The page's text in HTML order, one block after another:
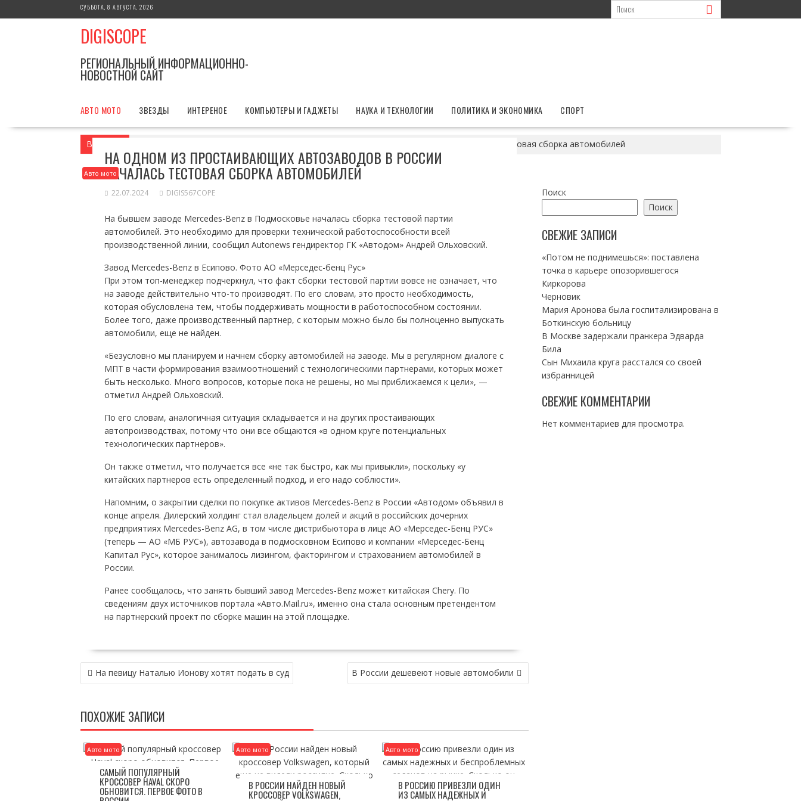
к
СУББОТА, 8 АВГУСТА, 2026
DIGISCOPE
РЕГИОНАЛЬНЫЙ ИНФОРМАЦИОННО-
НОВОСТНОЙ САЙТ
АВТО МОТО ЗВЕЗДЫ ИНТЕРЕНОЕ КОМПЬЮТЕРЫ И ГАДЖЕТЫ НАУКА И ТЕХНОЛОГИИ ПОЛИТИКА И ЭКОНОМИКА СПОРТ
Вы здесь На одном из простаивающих автозаводов в России началась тестовая сборка автомобилей
Авто мото
НА ОДНОМ ИЗ ПРОСТАИВАЮЩИХ АВТОЗАВОДОВ В РОССИИ
НАЧАЛАСЬ ТЕСТОВАЯ СБОРКА АВТОМОБИЛЕЙ
22.07.2024 DIGIS567COPE
На бывшем заводе Mercedes-Benz в Подмосковье началась сборка тестовой партии
автомобилей. Это необходимо для проверки технической работоспособности всей
производственной линии, сообщил Autonews гендиректор ГК «Автодом» Андрей Ольховский.
Завод Mercedes-Benz в Есипово. Фото АО «Мерседес-бенц Рус»
При этом топ-менеджер подчеркнул, что факт сборки тестовой партии вовсе не означает, что
на заводе действительно что-то производят. По его словам, это просто необходимость,
которая обусловлена тем, чтобы поддерживать мощности в работоспособном состоянии.
Более того, даже производственный партнер, с которым можно было бы полноценно выпускать
автомобили, еще не найден.
«Безусловно мы планируем и начнем сборку автомобилей на заводе. Мы в регулярном диалоге с
МПТ в части формирования взаимоотношений с технологическими партнерами, которых может
быть несколько. Много вопросов, которые пока не решены, но мы приближаемся к цели», —
отметил Андрей Ольховский.
По его словам, аналогичная ситуация складывается и на других простаивающих
автопроизводствах, потому что они все общаются «в одном круге потенциальных
технологических партнеров».
Он также отметил, что получается все «не так быстро, как мы привыкли», поскольку «у
китайских партнеров есть определенный подход, и его надо соблюсти».
Напомним, о закрытии сделки по покупке активов Mercedes-Benz в России «Автодом» объявил в
конце апреля. Дилерский холдинг стал владельцем долей и акций в российских дочерних
предприятиях Mercedes-Benz AG, в том числе дистрибьютора в лице АО «Мерседес-Бенц РУС»
(теперь — АО «МБ РУС»), автозавода в подмосковном Есипово и компании «Мерседес-Бенц
Капитал Рус», которое занималось лизингом, факторингом и страхованием автомобилей в
России.
Ранее сообщалось, что занять бывший завод Mercedes-Benz может китайская Chery. По
сведениям двух источников портала «Авто.Mail.ru», именно она стала основным претендентом
на партнерский проект по сборке машин на этой площадке.
НАВИГАЦИЯ
ПО На певицу Наталью Ионову хотят подать в суд В России дешевеют новые автомобили
ПОХОЖИЕ ЗАПИСИ
Авто мото
САМЫЙ ПОПУЛЯРНЫЙ
КРОССОВЕР HAVAL СКОРО
ОБНОВИТСЯ. ПЕРВОЕ ФОТО В
Авто мото
В РОССИИ НАЙДЕН НОВЫЙ
КРОССОВЕР VOLKSWAGEN,
Авто мото
В РОССИЮ ПРИВЕЗЛИ ОДИН
ИЗ САМЫХ НАДЕЖНЫХ И
Поиск
Поиск
СВЕЖИЕ ЗАПИСИ
«Потом не поднимешься»: поставлена
точка в карьере опозорившегося
Киркорова
Черновик
Мария Аронова была госпитализирована в
Боткинскую больницу
В Москве задержали пранкера Эдварда
Била
Сын Михаила круга расстался со своей
избранницей
СВЕЖИЕ КОММЕНТАРИИ
Нет комментариев для просмотра.